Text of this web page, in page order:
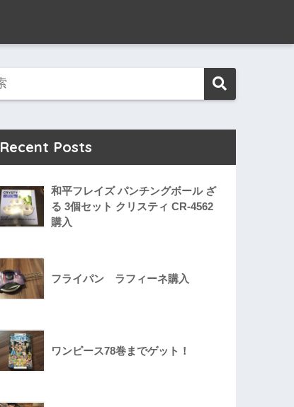
Recent Posts
和平フレイズ パンチングボール ざ
る 3個セット クリスティ CR-4562
購入
フライパン ラフィーネ購入
ワンピース78巻までゲット！